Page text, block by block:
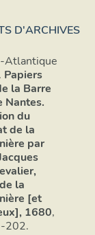
D'ARCHIVES
Atlantique
Papiers
la Barre
Nantes.
du
de la
par
la
[et
1680,
202.